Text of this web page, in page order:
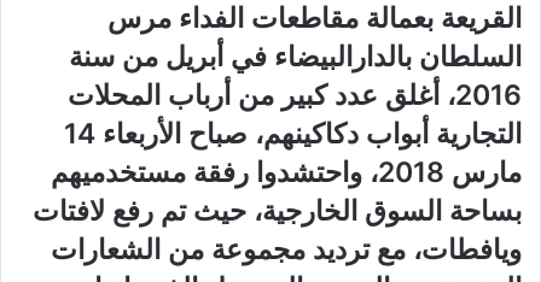
القريعة بعمالة مقاطعات الفداء مرس
السلطان بالدارالبيضاء في أبريل من سنة
2016، أغلق عدد كبير من أرباب المحلات
التجارية أبواب دكاكينهم، صباح الأربعاء 14
مارس 2018، واحتشدوا رفقة مستخدميهم
بساحة السوق الخارجية، حيث تم رفع لافتات
ويافطات، مع ترديد مجموعة من الشعارات